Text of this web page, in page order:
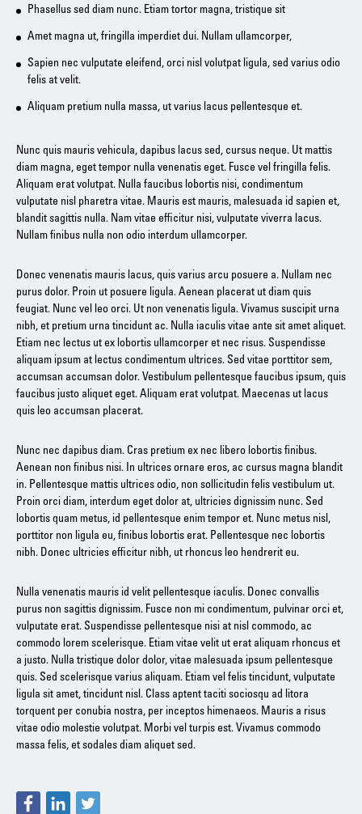
Phasellus sed diam nunc. Etiam tortor magna, tristique sit
Amet magna ut, fringilla imperdiet dui. Nullam ullamcorper,
Sapien nec vulputate eleifend, orci nisl volutpat ligula, sed varius odio
felis at velit.
Aliquam pretium nulla massa, ut varius lacus pellentesque et.
Nunc quis mauris vehicula, dapibus lacus sed, cursus neque. Ut mattis
diam magna, eget tempor nulla venenatis eget. Fusce vel fringilla felis.
Aliquam erat volutpat. Nulla faucibus lobortis nisi, condimentum
vulputate nisl pharetra vitae. Mauris est mauris, malesuada id sapien et,
blandit sagittis nulla. Nam vitae efficitur nisi, vulputate viverra lacus.
Nullam finibus nulla non odio interdum ullamcorper.
Donec venenatis mauris lacus, quis varius arcu posuere a. Nullam nec
purus dolor. Proin ut posuere ligula. Aenean placerat ut diam quis
feugiat. Nunc vel leo orci. Ut non venenatis ligula. Vivamus suscipit urna
nibh, et pretium urna tincidunt ac. Nulla iaculis vitae ante sit amet aliquet.
Etiam nec lectus ut ex lobortis ullamcorper et nec risus. Suspendisse
aliquam ipsum at lectus condimentum ultrices. Sed vitae porttitor sem,
accumsan accumsan dolor. Vestibulum pellentesque faucibus ipsum, quis
faucibus justo aliquet eget. Aliquam erat volutpat. Maecenas ut lacus
quis leo accumsan placerat.
Nunc nec dapibus diam. Cras pretium ex nec libero lobortis finibus.
Aenean non finibus nisi. In ultrices ornare eros, ac cursus magna blandit
in. Pellentesque mattis ultrices odio, non sollicitudin felis vestibulum ut.
Proin orci diam, interdum eget dolor at, ultricies dignissim nunc. Sed
lobortis quam metus, id pellentesque enim tempor et. Nunc metus nisl,
porttitor non ligula eu, finibus lobortis erat. Pellentesque nec lobortis
nibh. Donec ultricies efficitur nibh, ut rhoncus leo hendrerit eu.
Nulla venenatis mauris id velit pellentesque iaculis. Donec convallis
purus non sagittis dignissim. Fusce non mi condimentum, pulvinar orci et,
vulputate erat. Suspendisse pellentesque nisi at nisl commodo, ac
commodo lorem scelerisque. Etiam vitae velit ut erat aliquam rhoncus et
a justo. Nulla tristique dolor dolor, vitae malesuada ipsum pellentesque
quis. Sed scelerisque varius aliquam. Etiam vel felis tincidunt, vulputate
ligula sit amet, tincidunt nisl. Class aptent taciti sociosqu ad litora
torquent per conubia nostra, per inceptos himenaeos. Mauris a risus
vitae odio molestie volutpat. Morbi vel turpis est. Vivamus commodo
massa felis, et sodales diam aliquet sed.